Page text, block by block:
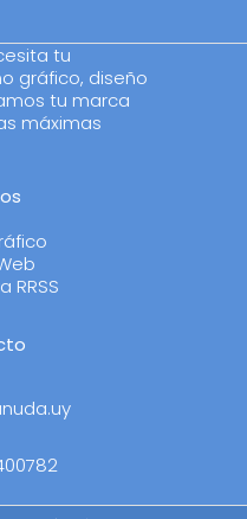
tu
gráfico, diseño
tu marca
máximas
RRSS